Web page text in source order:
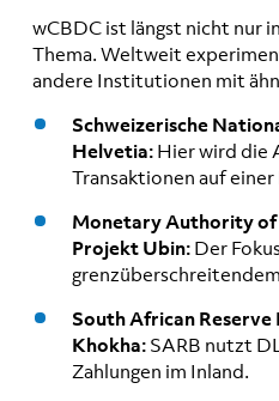
wCBDC ist längst nicht nur
Thema. Weltweit
andere Institutionen mit
Schweizerische
Helvetia: Hier wird die
Transaktionen auf
Monetary Authority of
Projekt Ubin: Der
South African Reserve
Khokha: SARB nutzt
Zahlungen im Inland.